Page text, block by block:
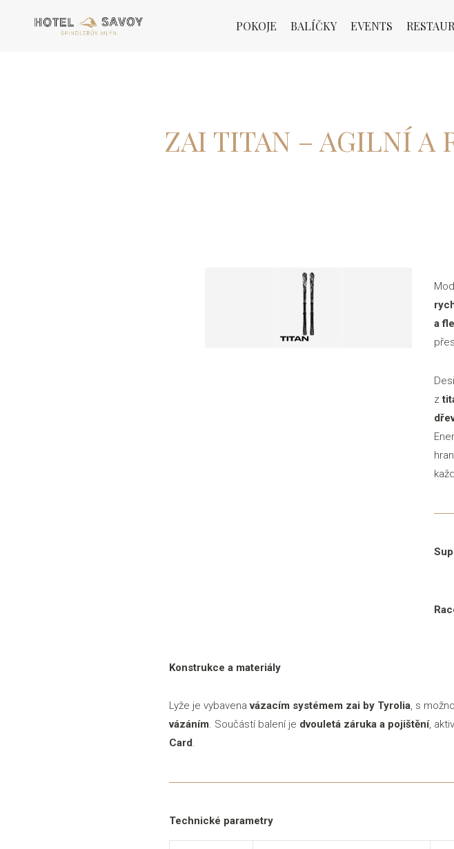
POKOJE BALÍČKY EVENTS
ZAI TITAN – AGILNÍ A
a
z
Konstrukce a materiály
Lyže je vybavenavázacím systémem zai by Tyrolia, s
vázáním. Součástí balení je dvouletá záruka a pojištění,
Card.
Technické parametry